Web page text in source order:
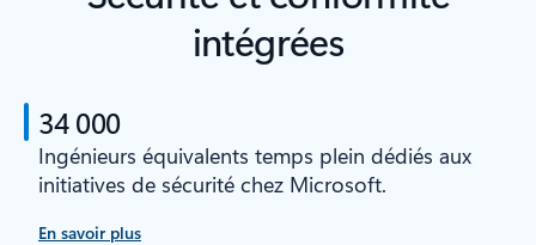
intégrées
34 000
Ingénieurs équivalents temps plein dédiés aux
initiatives de sécurité chez Microsoft.
En savoir plus